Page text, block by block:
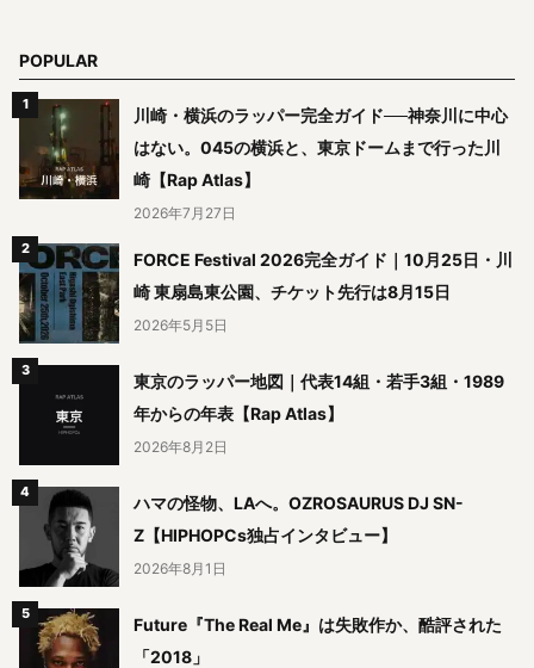
POPULAR
川崎・横浜のラッパー完全ガイド──神奈川に中心
はない。045の横浜と、東京ドームまで行った川
崎【Rap Atlas】
2026年7月27日
FORCE Festival 2026完全ガイド｜10月25日・川
崎 東扇島東公園、チケット先行は8月15日
2026年5月5日
東京のラッパー地図｜代表14組・若手3組・1989
年からの年表【Rap Atlas】
2026年8月2日
ハマの怪物、LAへ。OZROSAURUS DJ SN-
Z【HIPHOPCs独占インタビュー】
2026年8月1日
Future『The Real Me』は失敗作か、酷評された
「2018」